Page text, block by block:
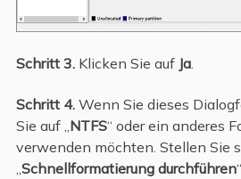
Schritt 3.Klicken Sie auf Ja.
Schritt 4.Wenn Sie dieses
Sie auf „NTFS“ oder ein anderes
verwenden möchten. Stellen Sie
„Schnellformatierung durchführen